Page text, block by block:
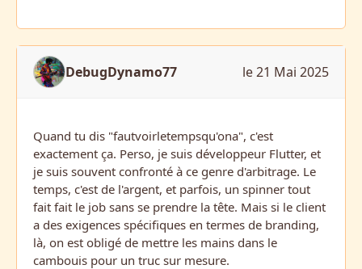
DebugDynamo77 le 21 Mai 2025
Quand tu dis "fautvoirletempsqu'ona", c'est
exactement ça. Perso, je suis développeur Flutter, et
je suis souvent confronté à ce genre d'arbitrage. Le
temps, c'est de l'argent, et parfois, un spinner tout
fait fait le job sans se prendre la tête. Mais si le client
a des exigences spécifiques en termes de branding,
là, on est obligé de mettre les mains dans le
cambouis pour un truc sur mesure.